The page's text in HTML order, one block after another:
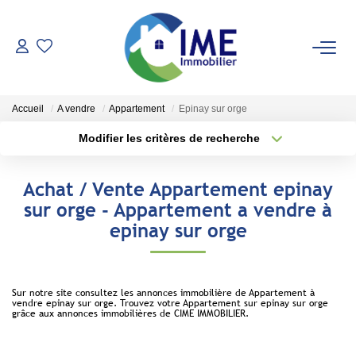
ACHETER
Faire Gérer
Conciergerie
Accueil A vendre Appartement Epinay sur orge
Modifier les critères de recherche
Sélectionnez...
Type de bien
Surface min
Plus de critères
Achat / Vente Appartement epinay
sur orge - Appartement a vendre à
epinay sur orge
Sur notre site consultez les annonces immobilière de Appartement à
vendre epinay sur orge. Trouvez votre Appartement sur epinay sur orge
grâce aux annonces immobilières de CIME IMMOBILIER.